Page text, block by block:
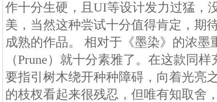
作十分生硬，且UI等设计发力过猛，
美，当然这种尝试十分值得肯定，期
成熟的作品。 相对于《墨染》的浓墨
（Prune）就十分素雅了。在这款同
要指引树木绕开种种障碍，向着光亮
的枝杈看起来很残忍，但唯有知取舍